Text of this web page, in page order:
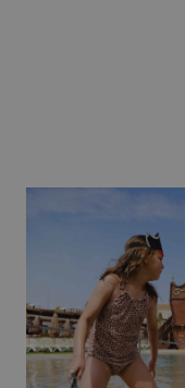
Disfruta de Oropesa del
Los mejores
Navidad en